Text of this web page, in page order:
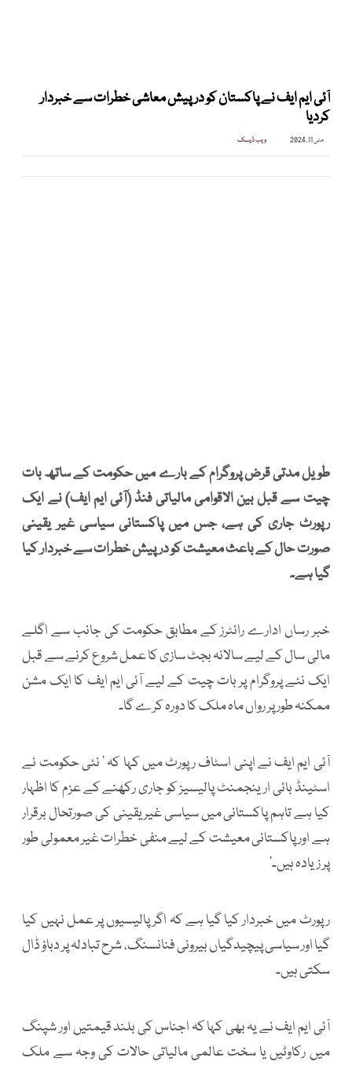
آئی ایم ایف نے پاکستان کو درپیش معاشی خطرات سے خبردار
کردیا
مئی 11, 2024 ویب ڈیسک
طویل مدتی قرض پروگرام کے بارے میں حکومت کے ساتھ بات
چیت سے قبل بین الاقوامی مالیاتی فنڈ (آئی ایم ایف) نے ایک
رپورٹ جاری کی ہے، جس میں پاکستانی سیاسی غیر یقینی
صورت حال کے باعث معیشت کو درپیش خطرات سے خبردار کیا
گیا ہے۔
خبر رساں ادارے رائٹرز کے مطابق حکومت کی جانب سے اگلے
مالی سال کے لیے سالانہ بجٹ سازی کا عمل شروع کرنے سے قبل
ایک نئے پروگرام پر بات چیت کے لیے آئی ایم ایف کا ایک مشن
ممکنہ طور پر رواں ماہ ملک کا دورہ کرے گا۔
آئی ایم ایف نے اپنی اسٹاف رپورٹ میں کہا کہ ’ نئی حکومت نے
اسٹینڈ بائی ارینجمنٹ پالیسیز کو جاری رکھنے کے عزم کا اظہار
کیا ہے تاہم پاکستانی میں سیاسی غیر یقینی کی صورتحال برقرار
ہے اور پاکستانی معیشت کے لیے منفی خطرات غیر معمولی طور
پر زیادہ ہیں۔’
رپورٹ میں خبردار کیا گیا ہے کہ اگر پالیسیوں پر عمل نہیں کیا
گیا اور سیاسی پیچیدگیاں بیرونی فنانسنگ، شرح تبادلہ پر دباؤ ڈال
سکتی ہیں۔
آئی ایم ایف نے یہ بھی کہا کہ اجناس کی بلند قیمتیں اور شپنگ
میں رکاوٹیں یا سخت عالمی مالیاتی حالات کی وجہ سے ملک